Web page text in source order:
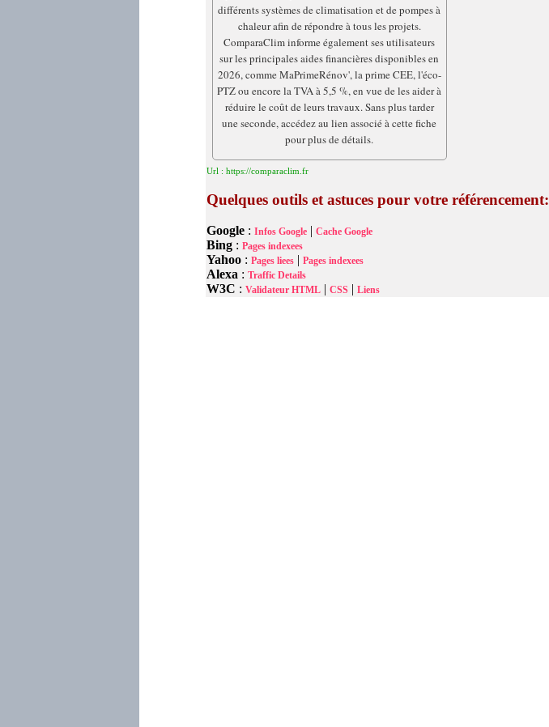
différents systèmes de climatisation et de pompes à
chaleur afin de répondre à tous les projets.
ComparaClim informe également ses utilisateurs
sur les principales aides financières disponibles en
2026, comme MaPrimeRénov', la prime CEE, l'éco-
PTZ ou encore la TVA à 5,5 %, en vue de les aider à
réduire le coût de leurs travaux. Sans plus tarder
une seconde, accédez au lien associé à cette fiche
pour plus de détails.
Url : https://comparaclim.fr
Quelques outils et astuces pour votre référencement:
Google: Infos Google| Cache Google
Bing: Pages indexees
Yahoo: Pages liees| Pages indexees
Alexa: Traffic Details
W3C : Validateur HTML| CSS | Liens